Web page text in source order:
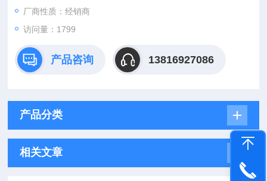
厂商性质：经销商
访问量：1799
产品咨询 13816927086
产品分类
相关文章